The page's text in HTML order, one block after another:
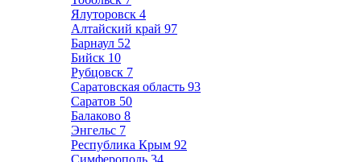
Ялуторовск 4
Алтайский край 97
Барнаул 52
Бийск 10
Рубцовск 7
Саратовская область 93
Саратов 50
Балаково 8
Энгельс 7
Республика Крым 92
Симферополь 34